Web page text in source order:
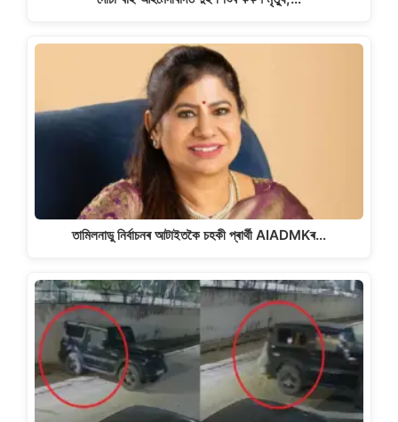
তামিলনাডু নিৰ্বাচনৰ আটাইতকৈ চহকী প্ৰাৰ্থী AIADMKৰ…